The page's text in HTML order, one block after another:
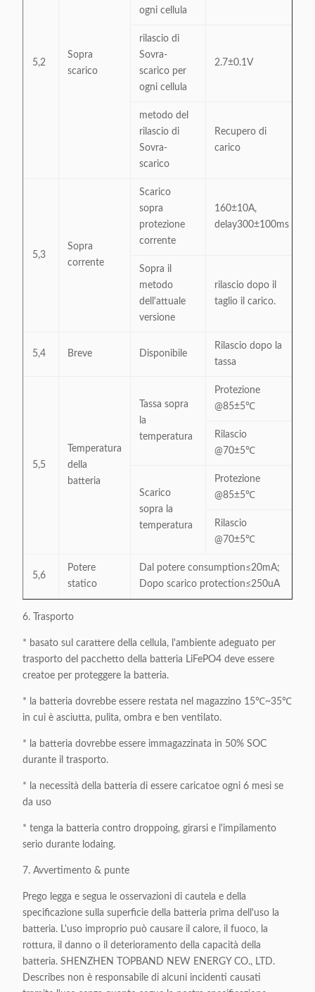
5,2
Sopra
scarico
ogni cellula
rilascio di
Sovra-
scarico per
ogni cellula
2.7±0.1V
metodo del
rilascio di
Sovra-
scarico
Recupero di
carico
5,3
Sopra
corrente
Scarico
sopra
protezione
corrente
160±10A,
delay300±100ms
Sopra il
metodo
dell'attuale
versione
rilascio dopo il
taglio il carico.
5,4 Breve Disponibile
Rilascio dopo la
tassa
5,5
Temperatura
della
batteria
Tassa sopra
la
temperatura
Protezione
@85±5℃
Rilascio
@70±5℃
Scarico
sopra la
temperatura
Protezione
@85±5℃
Rilascio
@70±5℃
5,6
Potere
statico
Dal potere consumption≤20mA;
Dopo scarico protection≤250uA
6. Trasporto
* basato sul carattere della cellula, l'ambiente adeguato per
trasporto del pacchetto della batteria LiFePO4 deve essere
creatoe per proteggere la batteria.
* la batteria dovrebbe essere restata nel magazzino 15℃~35℃
in cui è asciutta, pulita, ombra e ben ventilato.
* la batteria dovrebbe essere immagazzinata in 50% SOC
durante il trasporto.
* la necessità della batteria di essere caricatoe ogni 6 mesi se
da uso
* tenga la batteria contro droppoing, girarsi e l'impilamento
serio durante lodaing.
7. Avvertimento & punte
Prego legga e segua le osservazioni di cautela e della
specificazione sulla superficie della batteria prima dell'uso la
batteria. L'uso improprio può causare il calore, il fuoco, la
rottura, il danno o il deterioramento della capacità della
batteria. SHENZHEN TOPBAND NEW ENERGY CO., LTD.
Describes non è responsabile di alcuni incidenti causati